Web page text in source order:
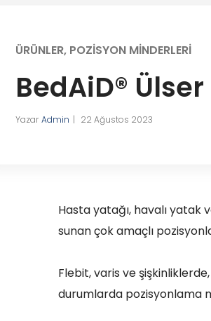
ÜRÜNLER, POZISYON MINDERLERI
BedAiD®
Yazar Admin 22 Ağustos 2023
Hasta yatağı, havalı yatak
sunan çok amaçlı
Flebit, varis ve şişkinliklerde,
durumlarda pozisyonlama